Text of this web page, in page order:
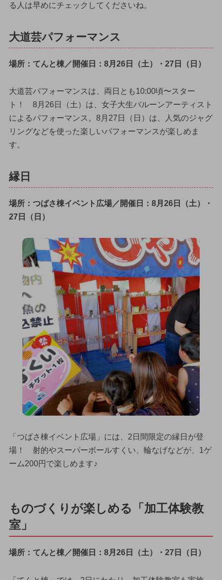
る人は早めにチェックしてくださいね。
大道芸パフォーマンス
場所：てんと棟／開催日：8月26日（土）・27日（日）
大道芸パフォーマンスは、両日とも10:00頃〜スター
ト！ 8月26日（土）は、女子大生バルーンアーティスト
によるパフォーマンス。8月27日（日）は、人気のジャグ
リングなどを使った楽しいパフォーマンスが楽しめま
す。
縁日
場所：つばさ棟イベント広場／開催日：8月26日（土）・
27日（日）
「つばさ棟イベント広場」には、2日間限定の縁日が登
場！ 射的やスーパーボールすくい、輪なげなどが、1ゲ
ーム200円で楽しめます♪
ものづくりが楽しめる「加工体験教
室」
場所：てんと棟／開催日：8月26日（土）・27日（日）